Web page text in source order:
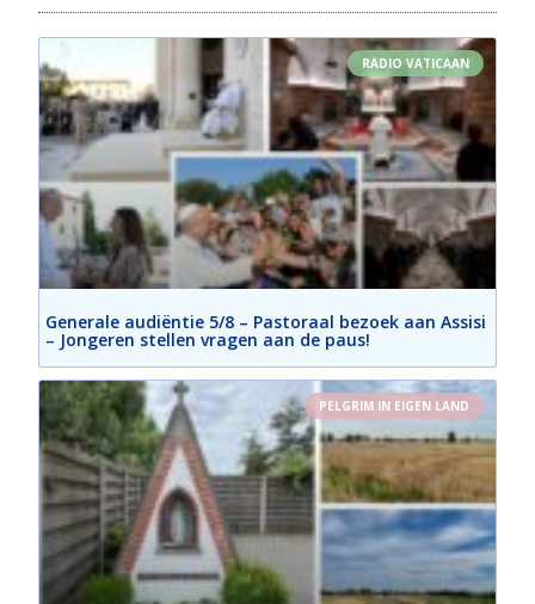
RADIO VATICAAN
Generale audiëntie 5/8 – Pastoraal bezoek aan Assisi
– Jongeren stellen vragen aan de paus!
PELGRIM IN EIGEN LAND